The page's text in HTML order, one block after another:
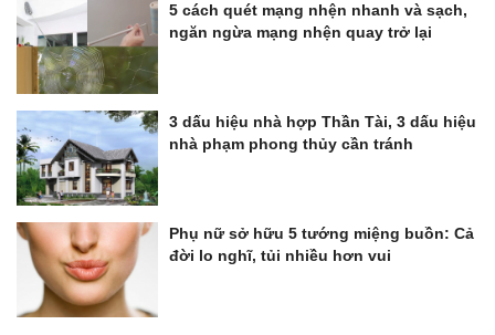
5 cách quét mạng nhện nhanh và sạch,
ngăn ngừa mạng nhện quay trở lại
3 dấu hiệu nhà hợp Thần Tài, 3 dấu hiệu
nhà phạm phong thủy cần tránh
Phụ nữ sở hữu 5 tướng miệng buồn: Cả
đời lo nghĩ, tủi nhiều hơn vui